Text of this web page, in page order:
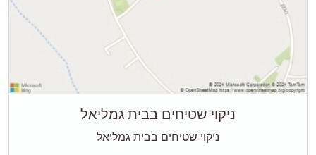
ניקוי שטיחים בבית גמליאל
ניקוי שטיחים בבית גמליאל